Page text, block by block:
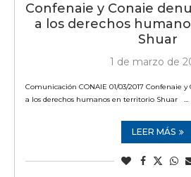
Confenaie y Conaie
a los derechos
Shuar
1 de marzo de
Comunicación CONAIE 01/03/2017 Confenaie
a los derechos humanos en territorio Shuar …
LEER MÁS